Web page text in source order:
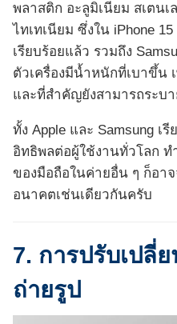
พลาสติก อะลูมิเนียม สเตน
ไทเทเนียม ซึ่งใน iPhone
เรียบร้อยแล้ว รวมถึง
ตัวเครื่องมีน้ำหนักที่เบาขึ้น
และที่สำคัญยังสามารถระบ
ทั้ง Apple และ Samsung เ
อิทธิพลต่อผู้ใช้งานทั่วโลก
ของมือถือในค่ายอื่น ๆ ก็อา
อนาคตเช่นเดียวกันครับ
7. การปรับเปลี่
ถ่ายรูป